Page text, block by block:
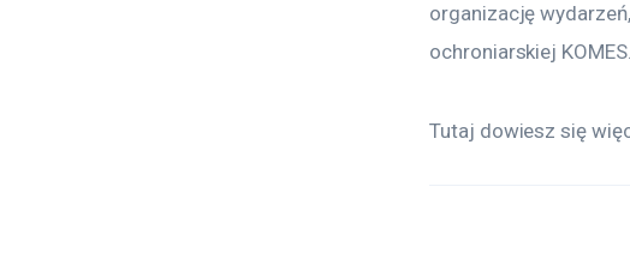
organizację
ochroniarskiej KOMES.
Tutaj dowiesz się